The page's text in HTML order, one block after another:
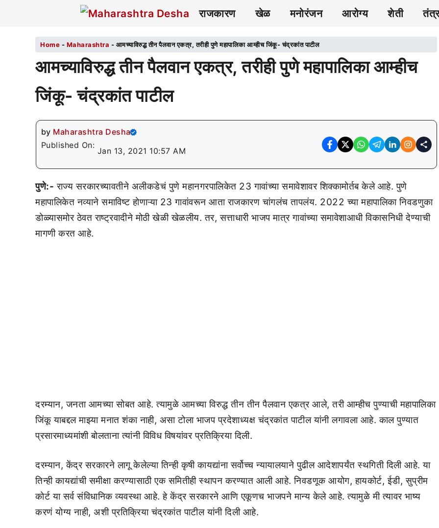
राजकारण खेळ मनोरंजन आरोग्य शेती
Home - Maharashtra - आमच्याविरुद्ध तीन पैलवान एकत्र, तरीही पुणे महापालिका आम्हीच जिंकू- चंद्रकांत पाटील
आमच्याविरुद्ध तीन पैलवान एकत्र, तरीही पुणे महापालिका आम्हीच
जिंकू- चंद्रकांत पाटील
by Maharashtra Desha
Published On:
Jan 13, 2021 10:57 AM
पुणे:- राज्य सरकारच्यावतीने अलीकडेचं पुणे महानगरपालिकेत 23 गावांच्या समावेशावर शिक्कामोर्तब केले आहे. पुणे
महापालिकेत नव्याने समाविष्ट होणाऱ्या 23 गावांवरून आता राजकारण चांगलंच तापलंय. 2022 च्या महापालिका निवडणुका
डोळ्यासमोर ठेवत राष्ट्रवादीने मोठी खेळी खेळलीय. तर, सत्ताधारी भाजप मात्र गावांच्या समावेशाआधी विकासनिधी देण्याची
मागणी करत आहे.
दरम्यान, जनता आमच्या सोबत आहे. त्यामुळे आमच्या विरुद्ध तीन तीन पैलवान एकत्र आले, तरी आम्हीच पुण्याची महापालिका
जिंकू याबद्दल माझ्या मनात शंका नाही, असा टोला भाजप प्रदेशाध्यक्ष चंद्रकांत पाटील यांनी लगावला आहे. काल पुण्यात
प्रसारमाध्यमांशी बोलताना त्यांनी विविध विषयांवर प्रतिक्रिया दिली.
दरम्यान, केंद्र सरकारने लागू केलेल्या तिन्ही कृषी कायद्यांना सर्वोच्च न्यायालयाने पुढील आदेशापर्यंत स्थगिती दिली आहे. या
तिन्ही कायद्यांची समीक्षा करण्यासाठी एक समितीही स्थापन करण्यात आली आहे. निवडणूक आयोग, हायकोर्ट, ईडी, सुप्रीम
कोर्ट या सर्व संविधानिक व्यवस्था आहे. हे केंद्र सरकारने आणि एकूणच भाजपने मान्य केले आहे. त्यामुळे मी त्यावर भाष्य
करणं योग्य नाही, अशी प्रतिक्रिया चंद्रकांत पाटील यांनी दिली आहे.